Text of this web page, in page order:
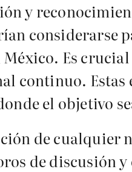
y
considerarse
Es
continuo. Estas
el objetivo
de cualquier
de discusión